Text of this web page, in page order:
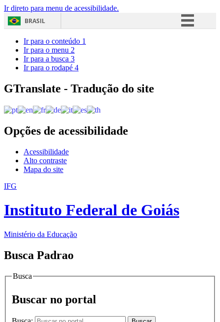
Ir direto para menu de acessibilidade.
BRASIL
Acesso à informação
Ir para o conteúdo 1
Ir para o menu 2
Ir para a busca 3
Ir para o rodapé 4
GTranslate - Tradução do site
Opções de acessibilidade
Acessibilidade
Alto contraste
Mapa do site
IFG
Instituto Federal de Goiás
Ministério da Educação
Busca Padrao
Busca
Buscar no portal